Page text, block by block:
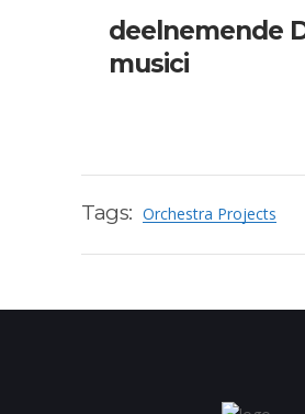
deelnemende
musici
Tags: Orchestra Projects